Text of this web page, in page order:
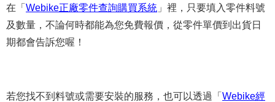
在「 Webike正廠零件查詢購買系統 」裡，只要填入零件料號
及數量，不論何時都能為您免費報價，從零件單價到出貨日
期都會告訴您喔！
若您找不到料號或需要安裝的服務，也可以透過「 Webike經